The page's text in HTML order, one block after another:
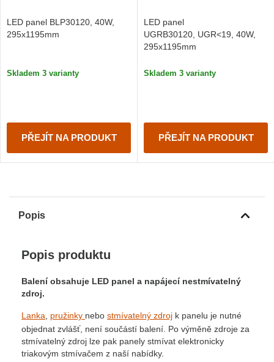
LED panel BLP30120, 40W,
295x1195mm
Skladem 3 varianty
PŘEJÍT NA PRODUKT
LED panel
UGRB30120, UGR<19, 40W,
295x1195mm
Skladem 3 varianty
PŘEJÍT NA PRODUKT
Popis
Popis produktu
Balení obsahuje LED panel a napájecí nestmívatelný
zdroj.
Lanka pružinky nebo stmívatelný zdroj k panelu je nutné
objednat zvlášť, není součástí balení. Po výměně zdroje za
stmívatelný zdroj lze pak panely stmívat elektronicky
triakovým stmívačem z naší nabídky.